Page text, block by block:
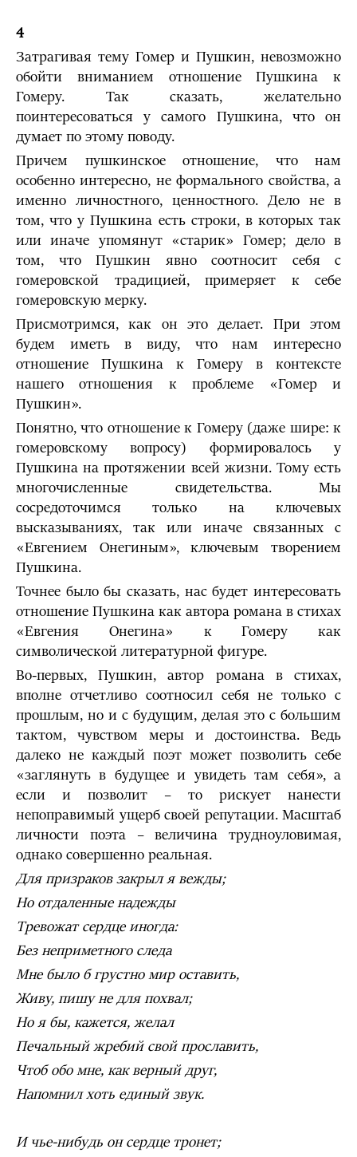
4
Затрагивая тему Гомер и Пушкин, невозможно
обойти вниманием отношение Пушкина к
Гомеру. Так сказать, желательно
поинтересоваться у самого Пушкина, что он
думает по этому поводу.
Причем пушкинское отношение, что нам
особенно интересно, не формального свойства, а
именно личностного, ценностного. Дело не в
том, что у Пушкина есть строки, в которых так
или иначе упомянут «старик» Гомер; дело в
том, что Пушкин явно соотносит себя с
гомеровской традицией, примеряет к себе
гомеровскую мерку.
Присмотримся, как он это делает. При этом
будем иметь в виду, что нам интересно
отношение Пушкина к Гомеру в контексте
нашего отношения к проблеме «Гомер и
Пушкин».
Понятно, что отношение к Гомеру (даже шире: к
гомеровскому вопросу) формировалось у
Пушкина на протяжении всей жизни. Тому есть
многочисленные свидетельства. Мы
сосредоточимся только на ключевых
высказываниях, так или иначе связанных с
«Евгением Онегиным», ключевым творением
Пушкина.
Точнее было бы сказать, нас будет интересовать
отношение Пушкина как автора романа в стихах
«Евгения Онегина» к Гомеру как
символической литературной фигуре.
Во-первых, Пушкин, автор романа в стихах,
вполне отчетливо соотносил себя не только с
прошлым, но и с будущим, делая это с большим
тактом, чувством меры и достоинства. Ведь
далеко не каждый поэт может позволить себе
«заглянуть в будущее и увидеть там себя», а
если и позволит – то рискует нанести
непоправимый ущерб своей репутации. Масштаб
личности поэта – величина трудноуловимая,
однако совершенно реальная.
Для призраков закрыл я вежды;
Но отдаленные надежды
Тревожат сердце иногда:
Без неприметного следа
Мне было б грустно мир оставить,
Живу, пишу не для похвал;
Но я бы, кажется, желал
Печальный жребий свой прославить,
Чтоб обо мне, как верный друг,
Напомнил хоть единый звук.
И чье-нибудь он сердце тронет;